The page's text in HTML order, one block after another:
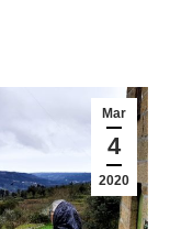
Mar
4
2020